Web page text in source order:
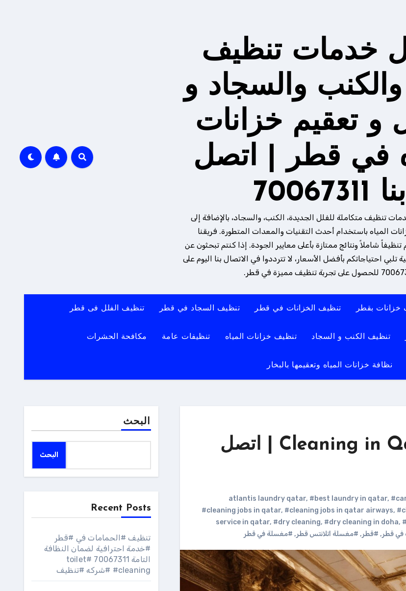
خدمات تنظيف
والكنب والسجاد و
و تعقيم خزانات
في قطر | اتصل
بنا 70067311
تنظيف متكاملة للفلل الجديدة، الكنب، والسجاد، بالإضافة إلى
المياه باستخدام أحدث التقنيات والمعدات المتطورة. فريقنا
شاملاً ونتائج ممتازة بأعلى معايير الجودة. إذا كنتم تبحثون عن
احتياجاتكم بأفضل الأسعار، لا تترددوا في الاتصال بنا اليوم على
على تجربة تنظيف مميزة في قطر.
بقطر تنظيف الخزانات في قطر تنظيف السجاد في قطر تنظيف الفلل فى قطر
تنظيف الكنب و السجاد تنظيف خزانات المياه تنظيفات عامة مكافحة الحشرات
نظافة خزانات المياه وتعقيمها بالبخار
خدمات تنظيف قطرية | Cleaning in Qatar | اتصل
, #best laundry in qatar,
#cleaning jobs in qatar, #cleaning jobs in qatar airways,
service in qatar, #dry cleaning, #dry cleaning in doha,
قطر, #قطر, #مغسلة اتلانتس قطر, #مغسلة في قطر
البحث
البحث
Recent Posts
تنظيف #الحمامات في #قطر
#خدمة احترافية لضمان النظافة
التامة 70067311 #toilet
#cleaning #شركه #تنظيف